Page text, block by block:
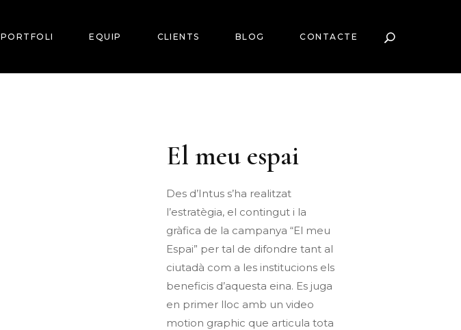
PORTFOLI EQUIP CLIENTS BLOG CONTACTE
El meu espai
Des d’Intus s’ha realitzat
l’estratègia, el contingut i la
gràfica de la campanya “El meu
Espai” per tal de difondre tant al
ciutadà com a les institucions els
beneficis d’aquesta eina. Es juga
en primer lloc amb un video
motion graphic que articula tota